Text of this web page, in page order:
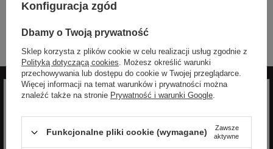
mężczyzn, którzy szukają idealnie skrojonych ubrań o eleganckim i
swobody i pozwala na wyrażenie swojego indywidualnego stylu.
Zapisz się do newslettera
Konfiguracja zgód
Dbamy o Twoją prywatność
Sklep korzysta z plików cookie w celu realizacji usług zgodnie z
Polityką dotyczącą cookies. Możesz określić warunki
przechowywania lub dostępu do cookie w Twojej przeglądarce.
Więcej informacji na temat warunków i prywatności można
znaleźć także na stronie Prywatność i warunki Google.
Funkcjonalne pliki cookie (wymagane)
Zawsze
aktywne